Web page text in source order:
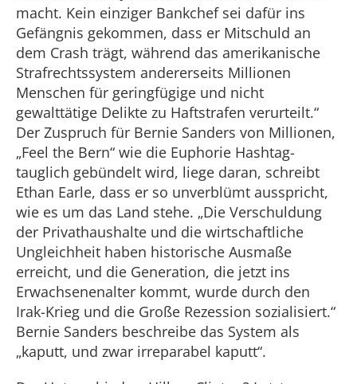
macht. Kein einziger Bankchef sei dafür ins
Gefängnis gekommen, dass er Mitschuld an
dem Crash trägt, während das amerikanische
Strafrechtssystem andererseits Millionen
Menschen für geringfügige und nicht
gewalttätige Delikte zu Haftstrafen verurteilt.“
Der Zuspruch für Bernie Sanders von Millionen,
„Feel the Bern“ wie die Euphorie Hashtag-
tauglich gebündelt wird, liege daran, schreibt
Ethan Earle, dass er so unverblümt ausspricht,
wie es um das Land stehe. „Die Verschuldung
der Privathaushalte und die wirtschaftliche
Ungleichheit haben historische Ausmaße
erreicht, und die Generation, die jetzt ins
Erwachsenenalter kommt, wurde durch den
Irak-Krieg und die Große Rezession sozialisiert.“
Bernie Sanders beschreibe das System als
„kaputt, und zwar irreparabel kaputt“.